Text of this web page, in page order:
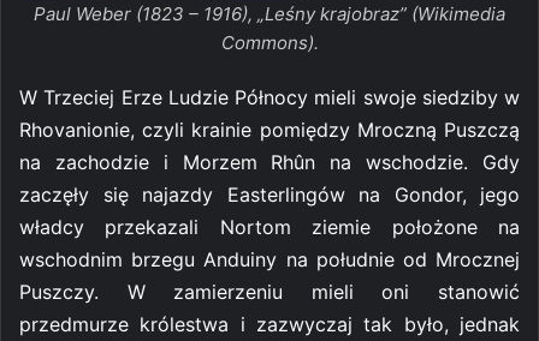
Paul Weber (1823 – 1916), „Leśny krajobraz” (Wikimedia
Commons).
W Trzeciej Erze Ludzie Północy mieli swoje siedziby w
Rhovanionie, czyli krainie pomiędzy Mroczną Puszczą
na zachodzie i Morzem Rhûn na wschodzie. Gdy
zaczęły się najazdy Easterlingów na Gondor, jego
władcy przekazali Nortom ziemie położone na
wschodnim brzegu Anduiny na południe od Mrocznej
Puszczy. W zamierzeniu mieli oni stanowić
przedmurze królestwa i zazwyczaj tak było, jednak